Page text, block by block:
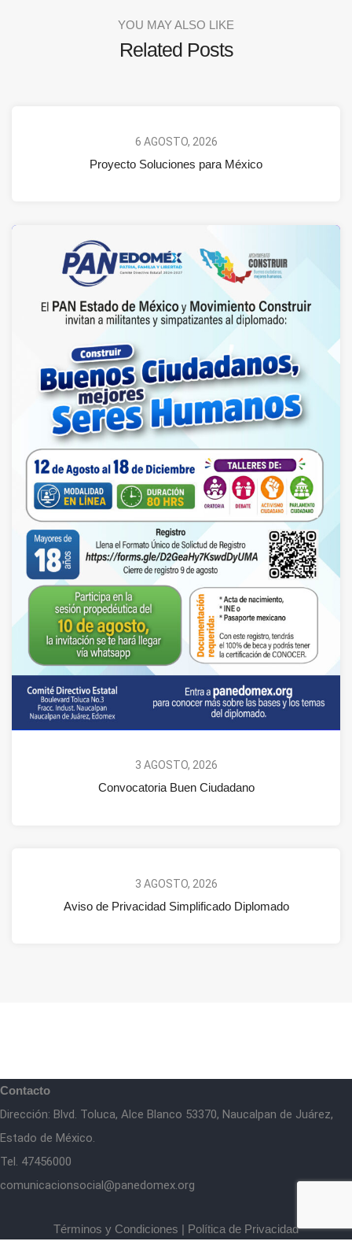
YOU MAY ALSO LIKE
Related Posts
6 AGOSTO, 2026
Proyecto Soluciones para México
3 AGOSTO, 2026
Convocatoria Buen Ciudadano
3 AGOSTO, 2026
Aviso de Privacidad Simplificado Diplomado
Contacto
Dirección: Blvd. Toluca, Alce Blanco 53370, Naucalpan de Juárez,
Estado de México.
Tel. 47456000
comunicacionsocial@panedomex.org
Términos y Condiciones | Política de Privacidad